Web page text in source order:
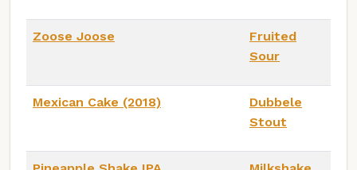
Zoose Joose
Fruited
Sour
Mexican Cake (2018)
Dubbele
Stout